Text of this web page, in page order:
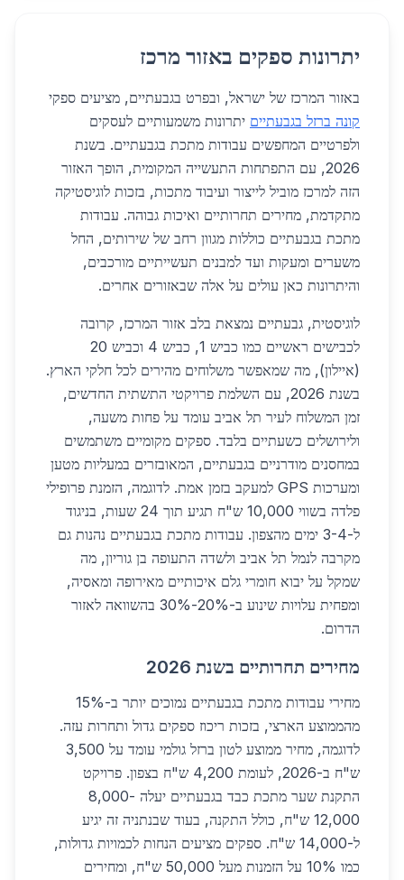
יתרונות ספקים באזור מרכז
באזור המרכז של ישראל, ובפרט בגבעתיים, מציעים ספקי
קונה ברזל בגבעתיים יתרונות משמעותיים לעסקים
ולפרטיים המחפשים עבודות מתכת בגבעתיים. בשנת
2026, עם התפתחות התעשייה המקומית, הופך האזור
הזה למרכז מוביל לייצור ועיבוד מתכות, בזכות לוגיסטיקה
מתקדמת, מחירים תחרותיים ואיכות גבוהה. עבודות
מתכת בגבעתיים כוללות מגוון רחב של שירותים, החל
משערים ומעקות ועד למבנים תעשייתיים מורכבים,
והיתרונות כאן עולים על אלה שבאזורים אחרים.
לוגיסטית, גבעתיים נמצאת בלב אזור המרכז, קרובה
לכבישים ראשיים כמו כביש 1, כביש 4 וכביש 20
(איילון), מה שמאפשר משלוחים מהירים לכל חלקי הארץ.
בשנת 2026, עם השלמת פרויקטי התשתית החדשים,
זמן המשלוח לעיר תל אביב עומד על פחות משעה,
ולירושלים כשעתיים בלבד. ספקים מקומיים משתמשים
במחסנים מודרניים בגבעתיים, המאובזרים במעליות מטען
ומערכות GPS למעקב בזמן אמת. לדוגמה, הזמנת פרופילי
פלדה בשווי 10,000 ש"ח תגיע תוך 24 שעות, בניגוד
ל-3-4 ימים מהצפון. עבודות מתכת בגבעתיים נהנות גם
מקרבה לנמל תל אביב ולשדה התעופה בן גוריון, מה
שמקל על יבוא חומרי גלם איכותיים מאירופה ומאסיה,
ומפחית עלויות שינוע ב-20%-30% בהשוואה לאזור
הדרום.
מחירים תחרותיים בשנת 2026
מחירי עבודות מתכת בגבעתיים נמוכים יותר ב-15%
מהממוצע הארצי, בזכות ריכוז ספקים גדול ותחרות עזה.
לדוגמה, מחיר ממוצע לטון ברזל גולמי עומד על 3,500
ש"ח ב-2026, לעומת 4,200 ש"ח בצפון. פרויקט
התקנת שער מתכת כבד בגבעתיים יעלה 8,000-
12,000 ש"ח, כולל התקנה, בעוד שבנתניה זה יגיע
ל-14,000 ש"ח. ספקים מציעים הנחות לכמויות גדולות,
כמו 10% על הזמנות מעל 50,000 ש"ח, ומחירים